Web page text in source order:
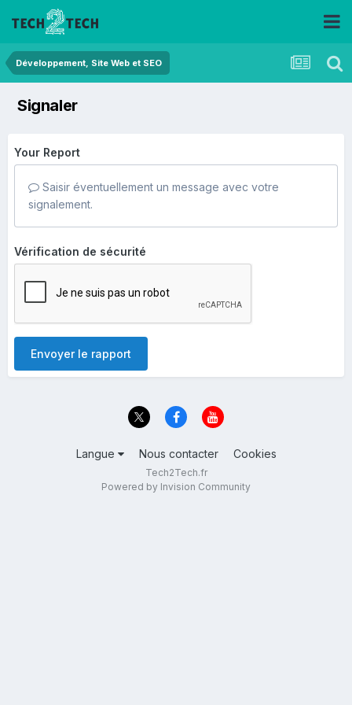
Développement, Site Web et SEO
Signaler
Your Report
Saisir éventuellement un message avec votre
signalement.
Vérification de sécurité
Envoyer le rapport
Langue Nous contacter Cookies
Tech2Tech.fr
Powered by Invision Community